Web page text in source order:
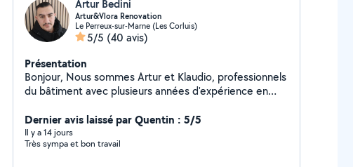
Artur Bedini
Artur&Vlora Renovation
Le Perreux-sur-Marne (Les Corluis)
5/5 (40 avis)
Présentation
Bonjour, Nous sommes Artur et Klaudio, professionnels
du bâtiment avec plusieurs années d'expérience en
plomberie, dépannage, installation, débouchage, ainsi
que divers travaux de bricolage et de rénovation. Nous
sommes disponibles du lundi au vendredi à partir de
Dernier avis laissé par Quentin : 5/5
Il y a 14 jours
Très sympa et bon travail